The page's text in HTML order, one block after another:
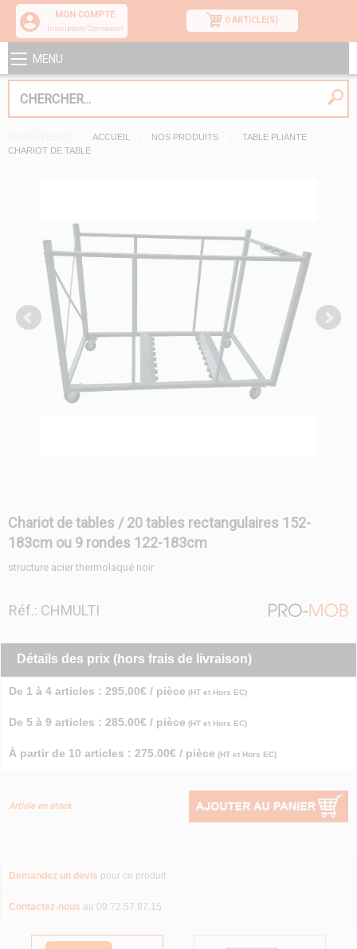
MON COMPTE
Inscription/Connexion
0 ARTICLE(S)
MENU
ACCUEIL NOS PRODUITS
TABLE PLIANTE
CHARIOT DE TABLE
Chariot de tables / 20 tables rectangulaires 152-
183cm ou 9 rondes 122-183cm
structure acier thermolaqué noir
Réf.: CHMULTI
Détails des prix (hors frais de livraison)
De 1 à 4 articles : 295.00€ / pièce (HT et Hors EC)
De 5 à 9 articles : 285.00€ / pièce (HT et Hors EC)
À partir de 10 articles : 275.00€ / pièce (HT et Hors EC)
Article en stock
Demandez un devis pour ce produit
Contactez-nous au 09.72.57.87.15